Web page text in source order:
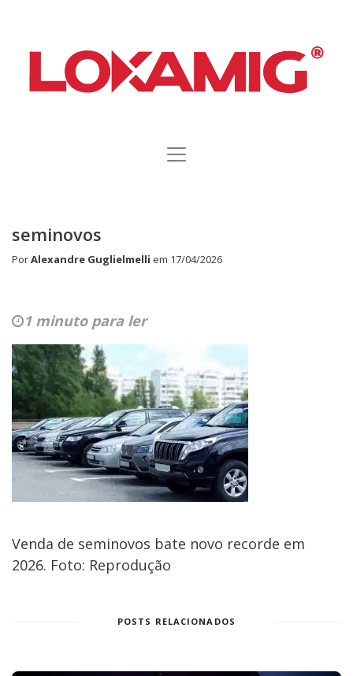
seminovos
PorAlexandre Guglielmelli em 17/04/2026
1 minuto para ler
Venda de seminovos bate novo recorde em
2026. Foto: Reprodução
POSTS RELACIONADOS